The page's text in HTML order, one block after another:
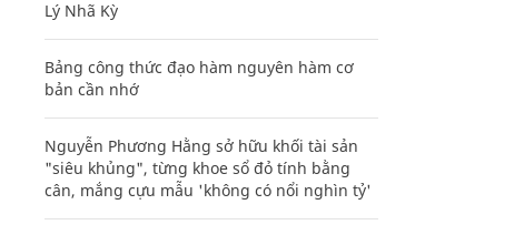
Lý Nhã Kỳ
Bảng công thức đạo hàm nguyên hàm cơ
bản cần nhớ
Nguyễn Phương Hằng sở hữu khối tài sản
"siêu khủng", từng khoe sổ đỏ tính bằng
cân, mắng cựu mẫu 'không có nổi nghìn tỷ'